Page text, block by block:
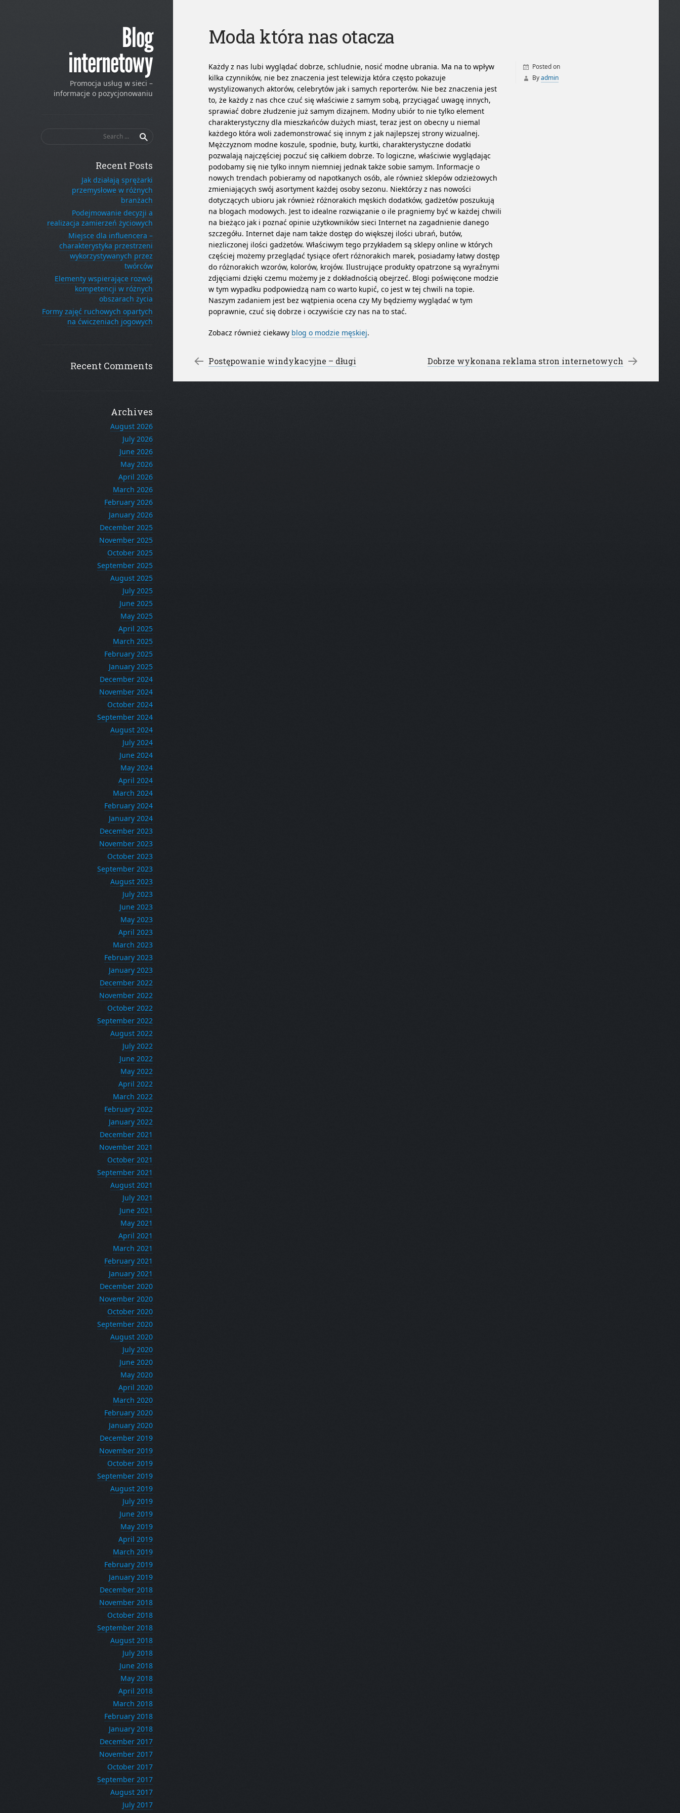
Blog
internetowy
Promocja usług w sieci –
informacje o pozycjonowaniu
Moda która nas otacza
Każdy z nas lubi wyglądać dobrze, schludnie, nosić modne ubrania. Ma na to wpływ
kilka czynników, nie bez znaczenia jest telewizja która często pokazuje
wystylizowanych aktorów, celebrytów jak i samych reporterów. Nie bez znaczenia jest
to, że każdy z nas chce czuć się właściwie z samym sobą, przyciągać uwagę innych,
sprawiać dobre złudzenie już samym dizajnem. Modny ubiór to nie tylko element
charakterystyczny dla mieszkańców dużych miast, teraz jest on obecny u niemal
każdego która woli zademonstrować się innym z jak najlepszej strony wizualnej.
Mężczyznom modne koszule, spodnie, buty, kurtki, charakterystyczne dodatki
pozwalają najczęściej poczuć się całkiem dobrze. To logiczne, właściwie wyglądając
podobamy się nie tylko innym niemniej jednak także sobie samym. Informacje o
nowych trendach pobieramy od napotkanych osób, ale również sklepów odzieżowych
zmieniających swój asortyment każdej osoby sezonu. Niektórzy z nas nowości
dotyczących ubioru jak również różnorakich męskich dodatków, gadżetów poszukują
na blogach modowych. Jest to idealne rozwiązanie o ile pragniemy być w każdej chwili
na bieżąco jak i poznać opinie użytkowników sieci Internet na zagadnienie danego
szczegółu. Internet daje nam także dostęp do większej ilości ubrań, butów,
niezliczonej ilości gadżetów. Właściwym tego przykładem są sklepy online w których
częściej możemy przeglądać tysiące ofert różnorakich marek, posiadamy łatwy dostęp
do różnorakich wzorów, kolorów, krojów. Ilustrujące produkty opatrzone są wyraźnymi
zdjęciami dzięki czemu możemy je z dokładnością obejrzeć. Blogi poświęcone modzie
w tym wypadku podpowiedzą nam co warto kupić, co jest w tej chwili na topie.
Naszym zadaniem jest bez wątpienia ocena czy My będziemy wyglądać w tym
poprawnie, czuć się dobrze i oczywiście czy nas na to stać.
Zobacz również ciekawy blog o modzie męskiej.
Posted on
Byadmin
Post navigation
←
Postępowanie windykacyjne – długi Dobrze wykonana reklama stron internetowych →
Recent Posts
Jak działają sprężarki
przemysłowe w różnych
branżach
Podejmowanie decyzji a
realizacja zamierzeń życiowych
Miejsce dla influencera –
charakterystyka przestrzeni
wykorzystywanych przez
twórców
Elementy wspierające rozwój
kompetencji w różnych
obszarach życia
Formy zajęć ruchowych opartych
na ćwiczeniach jogowych
Recent Comments
Archives
August 2026
July 2026
June 2026
May 2026
April 2026
March 2026
February 2026
January 2026
December 2025
November 2025
October 2025
September 2025
August 2025
July 2025
June 2025
May 2025
April 2025
March 2025
February 2025
January 2025
December 2024
November 2024
October 2024
September 2024
August 2024
July 2024
June 2024
May 2024
April 2024
March 2024
February 2024
January 2024
December 2023
November 2023
October 2023
September 2023
August 2023
July 2023
June 2023
May 2023
April 2023
March 2023
February 2023
January 2023
December 2022
November 2022
October 2022
September 2022
August 2022
July 2022
June 2022
May 2022
April 2022
March 2022
February 2022
January 2022
December 2021
November 2021
October 2021
September 2021
August 2021
July 2021
June 2021
May 2021
April 2021
March 2021
February 2021
January 2021
December 2020
November 2020
October 2020
September 2020
August 2020
July 2020
June 2020
May 2020
April 2020
March 2020
February 2020
January 2020
December 2019
November 2019
October 2019
September 2019
August 2019
July 2019
June 2019
May 2019
April 2019
March 2019
February 2019
January 2019
December 2018
November 2018
October 2018
September 2018
August 2018
July 2018
June 2018
May 2018
April 2018
March 2018
February 2018
January 2018
December 2017
November 2017
October 2017
September 2017
August 2017
July 2017